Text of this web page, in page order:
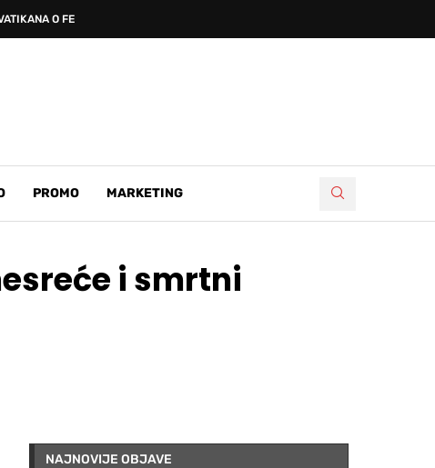
O FENOMENU MEĐUGORJA
PROMO MARKETING
i smrtni
NAJNOVIJE OBJAVE